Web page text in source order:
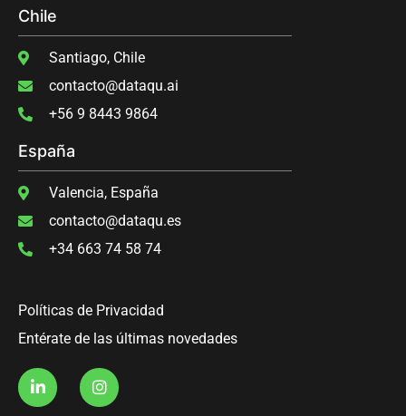
Chile
Santiago, Chile
contacto@dataqu.ai
‭+56 9 8443 9864‬
España
Valencia, España
contacto@dataqu.es
+34 663 74 58 74
Políticas de Privacidad
Entérate de las últimas novedades